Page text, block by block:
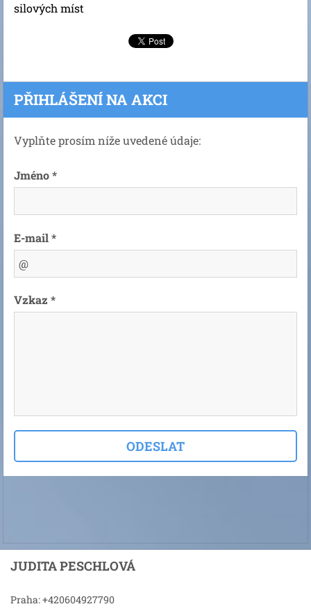
silových míst
PŘIHLÁŠENÍ NA AKCI
Vyplňte prosím níže uvedené údaje:
Jméno *
E-mail *
Vzkaz *
JUDITA PESCHLOVÁ
Praha: +420604927790